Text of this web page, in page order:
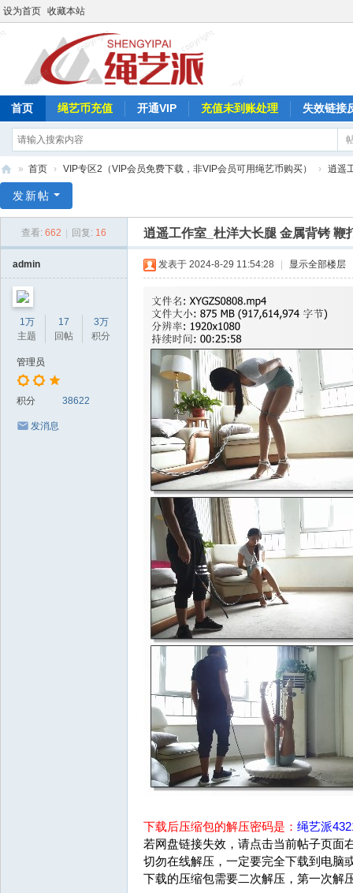
设为首页 收藏本站
首页 绳艺币充值 开通VIP 充值未到账处理 失效链接
艺
» 首页 › VIP专区2（VIP会员免费下载，非VIP会员可用绳艺币购买） › 逍遥
发新帖
查看: 662 回复: 16 逍遥工作室_杜洋大长腿 金属背铐 鞭
admin
1万
主题
17
回帖
3万
积分
管理员
积分 38622
发消息
发表于 2024-8-29 11:54:28 显示全部楼层
下载后压缩包的解压密码是： 绳艺派
若网盘链接失效，请点击当前帖子页面
切勿在线解压，一定要完全下载到电脑
下载的压缩包需要二次解压，第一次解